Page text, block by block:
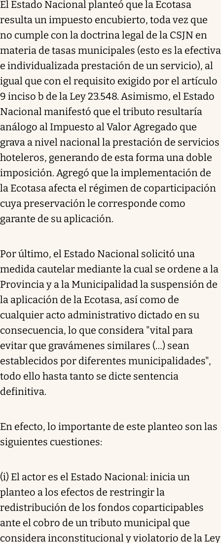
El Estado Nacional planteó que la Ecotasa
resulta un impuesto encubierto, toda vez que
no cumple con la doctrina legal de la CSJN en
materia de tasas municipales (esto es la efectiva
e individualizada prestación de un servicio), al
igual que con el requisito exigido por el artículo
9 inciso b de la Ley 23.548. Asimismo, el Estado
Nacional manifestó que el tributo resultaría
análogo al Impuesto al Valor Agregado que
grava a nivel nacional la prestación de servicios
hoteleros, generando de esta forma una doble
imposición. Agregó que la implementación de
la Ecotasa afecta el régimen de coparticipación
cuya preservación le corresponde como
garante de su aplicación.
Por último, el Estado Nacional solicitó una
medida cautelar mediante la cual se ordene a la
Provincia y a la Municipalidad la suspensión de
la aplicación de la Ecotasa, así como de
cualquier acto administrativo dictado en su
consecuencia, lo que considera "vital para
evitar que gravámenes similares (…) sean
establecidos por diferentes municipalidades",
todo ello hasta tanto se dicte sentencia
definitiva.
En efecto, lo importante de este planteo son las
siguientes cuestiones:
(i) El actor es el Estado Nacional: inicia un
planteo a los efectos de restringir la
redistribución de los fondos coparticipables
ante el cobro de un tributo municipal que
considera inconstitucional y violatorio de la Ley